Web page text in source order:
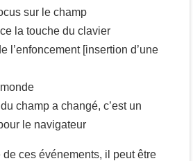
sur le champ
la touche du clavier
l’enfoncement [insertion d’une
champ a changé, c’est un
le navigateur
ces événements, il peut être